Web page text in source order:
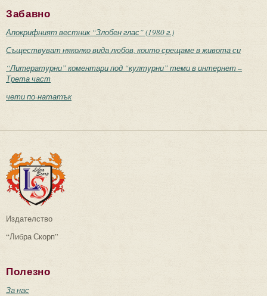
Забавно
Апокрифният вестник “Злобен глас” (1980 г.)
Съществуват няколко вида любов, които срещаме в живота си
“Литературни” коментари под “културни” теми в интернет –
Трета част
чети по-нататък
Издателство
“Либра Скорп”
Полезно
За нас